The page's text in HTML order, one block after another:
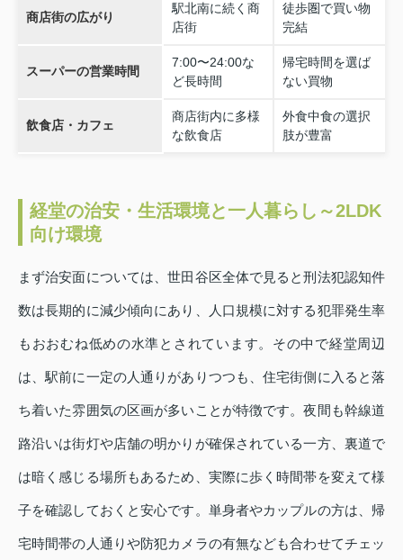
商店街の広がり
駅北南に続く商
店街
徒歩圏で買い物
完結
スーパーの営業時間
7:00〜24:00な
ど長時間
帰宅時間を選ば
ない買物
飲食店・カフェ
商店街内に多様
な飲食店
外食中食の選択
肢が豊富
経堂の治安・生活環境と一人暮らし～2LDK
向け環境
まず治安面については、世田谷区全体で見ると刑法犯認知件
数は長期的に減少傾向にあり、人口規模に対する犯罪発生率
もおおむね低めの水準とされています。その中で経堂周辺
は、駅前に一定の人通りがありつつも、住宅街側に入ると落
ち着いた雰囲気の区画が多いことが特徴です。夜間も幹線道
路沿いは街灯や店舗の明かりが確保されている一方、裏道で
は暗く感じる場所もあるため、実際に歩く時間帯を変えて様
子を確認しておくと安心です。単身者やカップルの方は、帰
宅時間帯の人通りや防犯カメラの有無なども合わせてチェッ